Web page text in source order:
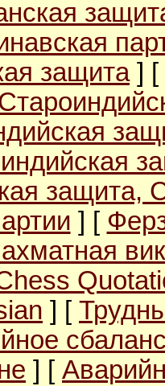
защита] [
защита,
] [
] [
] [